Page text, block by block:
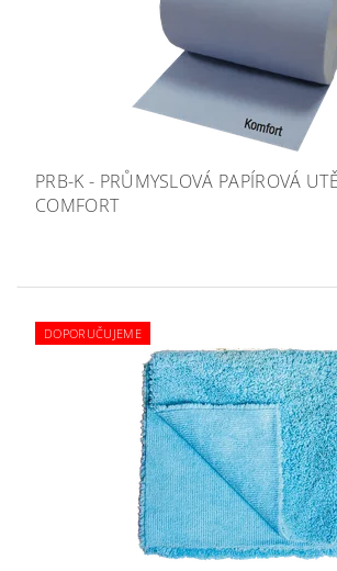
PRB-K - PRŮMYSLOVÁ PAPÍROVÁ
COMFORT
DOPORUČUJEME